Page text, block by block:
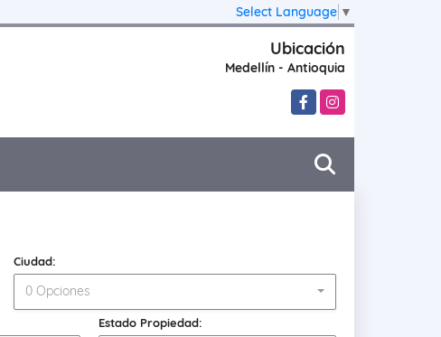
Select Language ▼
Ubicación
Medellín - Antioquia
FacebookInstagram
Ciudad:
0 Opciones
Estado Propiedad: